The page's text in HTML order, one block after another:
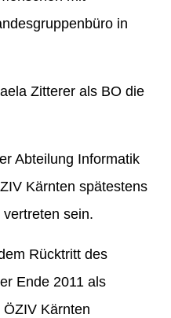
in
Zitterer als BO die
Abteilung Informatik
Kärnten spätestens
sein.
Rücktritt des
Ende 2011 als
Kärnten